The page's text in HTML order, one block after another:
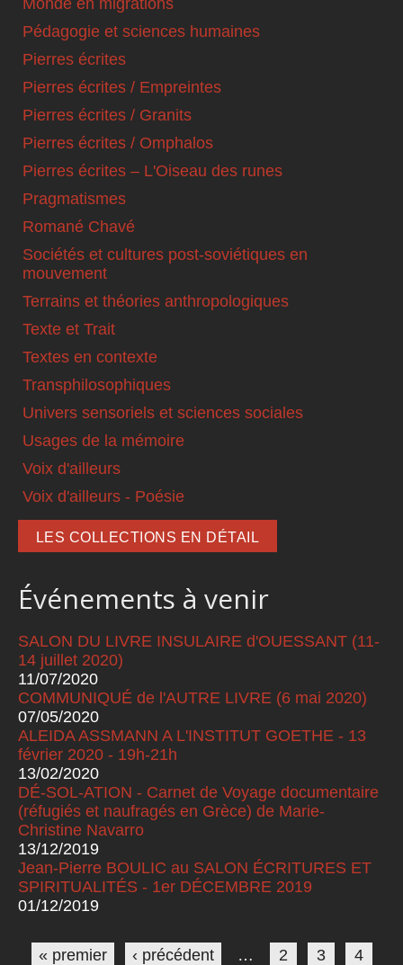
Pédagogie et sciences humaines
Pierres écrites
Pierres écrites / Empreintes
Pierres écrites / Granits
Pierres écrites / Omphalos
Pierres écrites – L'Oiseau des runes
Pragmatismes
Romané Chavé
Sociétés et cultures post-soviétiques en
mouvement
Terrains et théories anthropologiques
Texte et Trait
Textes en contexte
Transphilosophiques
Univers sensoriels et sciences sociales
Usages de la mémoire
Voix d'ailleurs
Voix d'ailleurs - Poésie
LES COLLECTIONS EN DÉTAIL
Événements à venir
SALON DU LIVRE INSULAIRE d'OUESSANT (11-
14 juillet 2020)
11/07/2020
COMMUNIQUÉ de l'AUTRE LIVRE (6 mai 2020)
07/05/2020
ALEIDA ASSMANN A L'INSTITUT GOETHE - 13
février 2020 - 19h-21h
13/02/2020
DÉ-SOL-ATION - Carnet de Voyage documentaire
(réfugiés et naufragés en Grèce) de Marie-
Christine Navarro
13/12/2019
Jean-Pierre BOULIC au SALON ÉCRITURES ET
SPIRITUALITÉS - 1er DÉCEMBRE 2019
01/12/2019
Pages
« premier ‹ précédent … 2 3 4